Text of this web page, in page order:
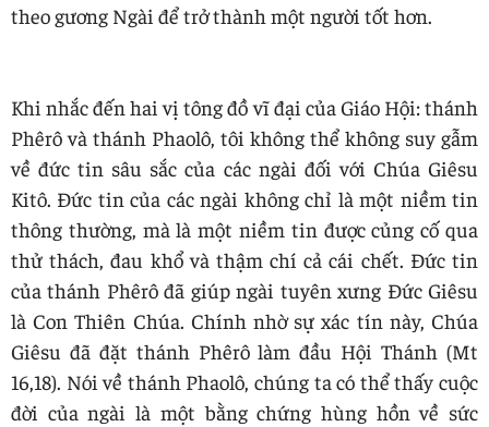
theo gương Ngài để trở thành một người tốt hơn.
Khi nhắc đến hai vị tông đồ vĩ đại của Giáo Hội: thánh
Phêrô và thánh Phaolô, tôi không thể không suy gẫm
về đức tin sâu sắc của các ngài đối với Chúa Giêsu
Kitô. Đức tin của các ngài không chỉ là một niềm tin
thông thường, mà là một niềm tin được củng cố qua
thử thách, đau khổ và thậm chí cả cái chết. Đức tin
của thánh Phêrô đã giúp ngài tuyên xưng Đức Giêsu
là Con Thiên Chúa. Chính nhờ sự xác tín này, Chúa
Giêsu đã đặt thánh Phêrô làm đầu Hội Thánh (Mt
16,18). Nói về thánh Phaolô, chúng ta có thể thấy cuộc
đời của ngài là một bằng chứng hùng hồn về sức